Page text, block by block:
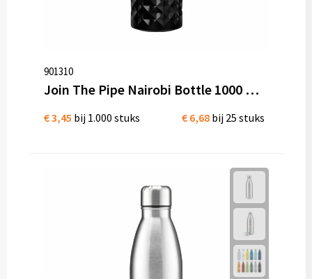
901310
Join The Pipe Nairobi Bottle 1000 ml waterfles bio kunststof
€ 3,45 bij 1.000 stuks € 6,68 bij 25 stuks